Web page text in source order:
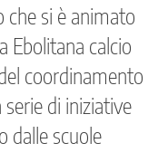
si è animato
Ebolitana calcio
coordinamento
di iniziative
dalle scuole